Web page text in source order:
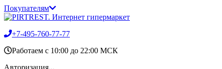
Покупателям
+7-495-760-77-77
Работаем c 10:00 до 22:00 МСК
Авторизация...